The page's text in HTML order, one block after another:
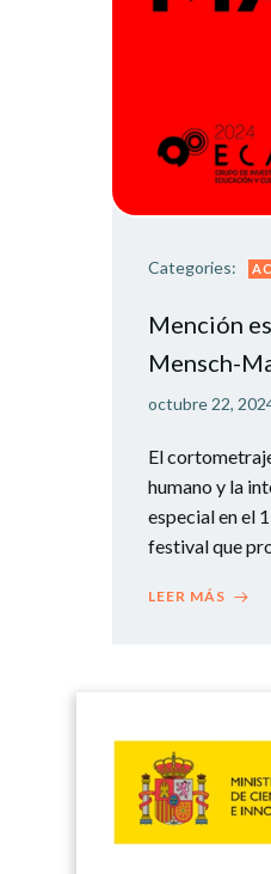
Categories:
Mención
Mensch-
octubre 22,
El
humano y la
especial en el
festival que
LEER MÁS